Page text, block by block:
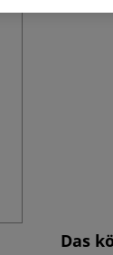
Das